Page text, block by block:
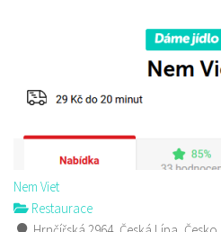
Nem Viet
Restaurace